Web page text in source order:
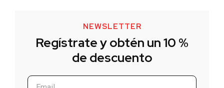
NEWSLETTER
Regístrate y obtén un 10 %
de descuento